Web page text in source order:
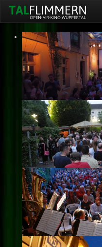
Home
Programm
Service
Ticketinfos
Ort
Anreise
Wetter
Kinogutschein
Konzept
Archiv
Kontakt
Impressum
Datenschutz